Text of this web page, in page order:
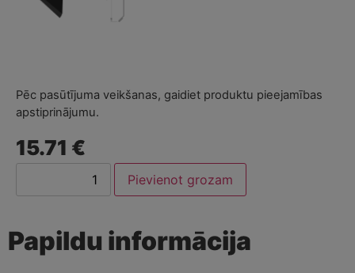
Pēc pasūtījuma veikšanas, gaidiet produktu pieejamības
apstiprinājumu.
15.71 €
Pievienot grozam
Papildu informācija